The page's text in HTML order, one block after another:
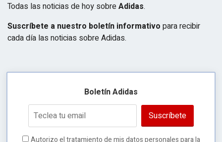
Todas las noticias de hoy sobreAdidas.
Suscríbete a nuestro boletín informativo para recibir
cada día las noticias sobre Adidas.
Boletín Adidas
Suscríbete
Autorizo el tratamiento de mis datos personales para la